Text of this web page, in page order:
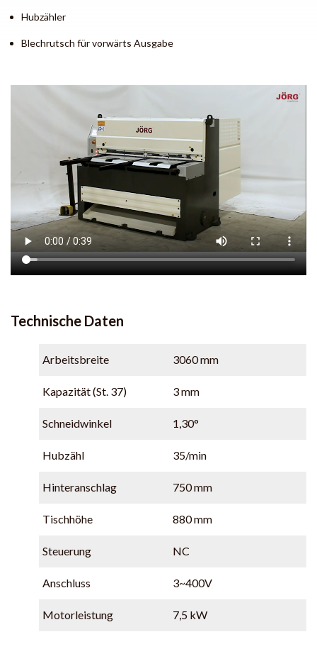
Hubzähler
Blechrutsch für vorwärts Ausgabe
Technische Daten
Arbeitsbreite 3060 mm
Kapazität (St. 37) 3 mm
Schneidwinkel 1,30°
Hubzähl 35/min
Hinteranschlag 750 mm
Tischhöhe 880 mm
Steuerung NC
Anschluss 3~400V
Motorleistung 7,5 kW